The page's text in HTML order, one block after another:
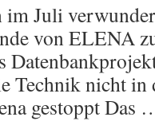
Juli
von ELENA
Technik nicht
gestoppt